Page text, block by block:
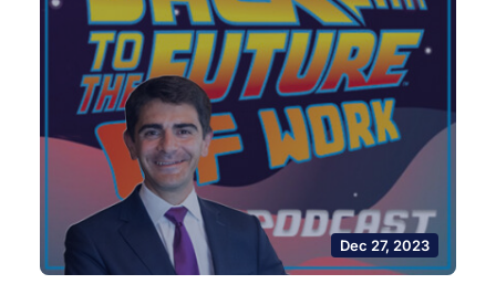
Dec 27, 2023